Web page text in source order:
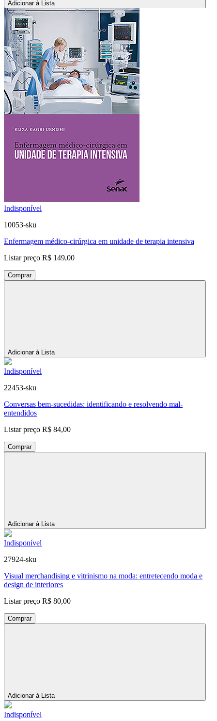
Adicionar à Lista
Indisponível
10053-sku
Enfermagem médico-cirúrgica em unidade de terapia intensiva
Listar preço R$ 149,00
Comprar
Adicionar à Lista
Indisponível
22453-sku
Conversas bem-sucedidas: identificando e resolvendo mal-
entendidos
Listar preço R$ 84,00
Comprar
Adicionar à Lista
Indisponível
27924-sku
Visual merchandising e vitrinismo na moda: entretecendo moda e
design de interiores
Listar preço R$ 80,00
Comprar
Adicionar à Lista
Indisponível